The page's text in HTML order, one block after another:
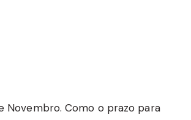
Novembro. Como o prazo para